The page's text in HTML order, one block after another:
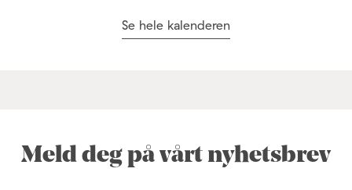
Se hele kalenderen
Meld deg på vårt nyhetsbrev